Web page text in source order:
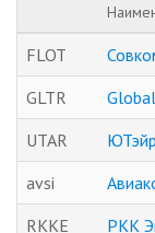
FLOT
GLTR
UTAR
ЮТэйр
avsi
RKKE
РКК